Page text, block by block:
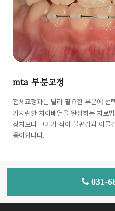
mta 부분교정
전체교정과는 달리 필요한 부분에 선
가지런한 치아배열을 완성하는 치료
장치보다 크기가 작아 불편감과 이물
용이합니다.
031-